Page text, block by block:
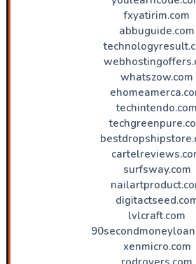
fxyatirim.com
abbuguide.com
whatszow.com
techintendo.com
surfsway.com
lvlcraft.com
xenmicro.com